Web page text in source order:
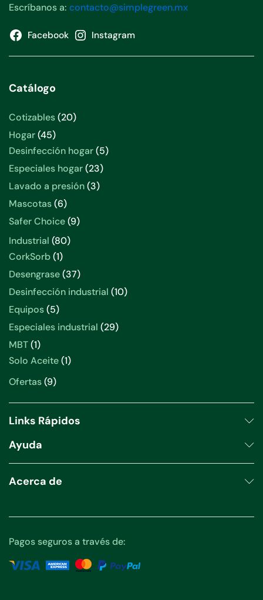
Escríbanos a: contacto@simplegreen.mx
Facebook Instagram
Catálogo
Cotizables 2020
Hogar 4545
productos
Desinfección hogar 55
Especiales hogar 2323
productos
Lavado a presión 33
Mascotas 66
productos
Safer Choice 99
Industrial 8080
CorkSorb 11
producto
Desengrase 3737
productos
Desinfección industrial 1010
Equipos 55
productos
Especiales industrial 2929
MBT 11
producto
Solo Aceite 11
Ofertas 99
Links Rápidos
Ayuda
Acerca de
Pagos seguros a través de: